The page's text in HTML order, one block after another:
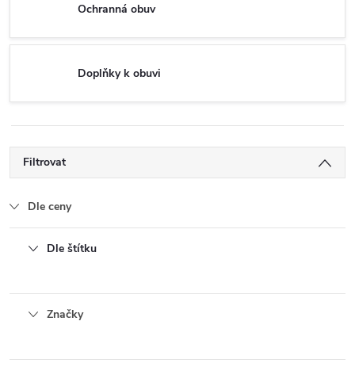
Ochranná obuv
Doplňky k obuvi
Filtrovat
Dle ceny
Dle štítku
Značky